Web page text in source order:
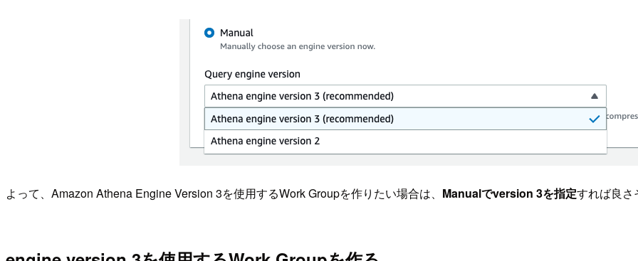
よって、Amazon Athena Engine Version 3を使用するWork Groupを作りたい場合は、 Manualでversion 3を指定すれば良さ